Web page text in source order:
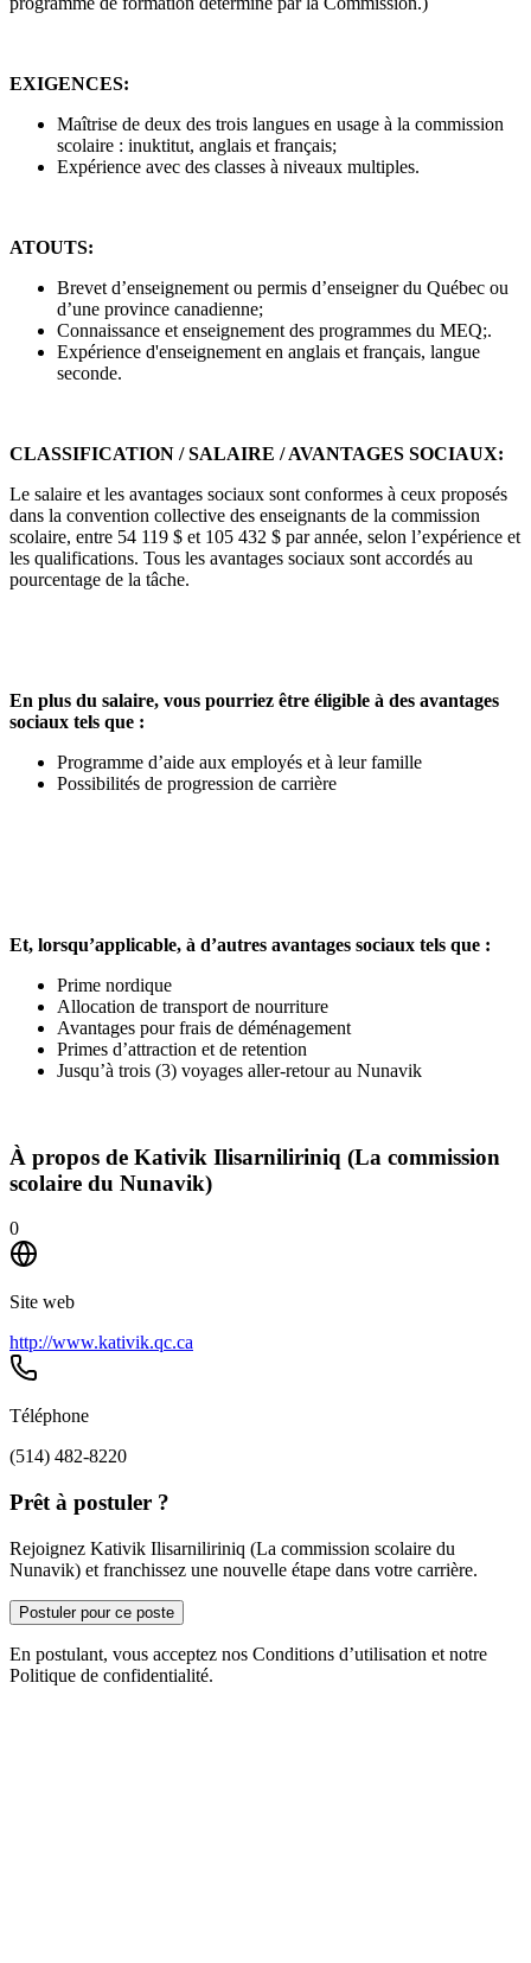
EXIGENCES:
Maîtrise de deux des trois langues en usage à la commission
scolaire : inuktitut, anglais et français;
Expérience avec des classes à niveaux multiples.
ATOUTS:
Brevet d’enseignement ou permis d’enseigner du Québec ou
d’une province canadienne;
Connaissance et enseignement des programmes du MEQ;.
Expérience d'enseignement en anglais et français, langue
seconde.
CLASSIFICATION / SALAIRE / AVANTAGES SOCIAUX:
Le salaire et les avantages sociaux sont conformes à ceux proposés
dans la convention collective des enseignants de la commission
scolaire, entre 54 119 $ et 105 432 $ par année, selon l’expérience et
les qualifications. Tous les avantages sociaux sont accordés au
pourcentage de la tâche.
En plus du salaire, vous pourriez être éligible à des avantages
sociaux tels que :
Programme d’aide aux employés et à leur famille
Possibilités de progression de carrière
Et, lorsqu’applicable, à d’autres avantages sociaux tels que :
Prime nordique
Allocation de transport de nourriture
Avantages pour frais de déménagement
Primes d’attraction et de retention
Jusqu’à trois (3) voyages aller-retour au Nunavik
À propos de Kativik Ilisarniliriniq (La commission
scolaire du Nunavik)
0
Site web
http://www.kativik.qc.ca
Téléphone
(514) 482-8220
Prêt à postuler ?
Rejoignez Kativik Ilisarniliriniq (La commission scolaire du
Nunavik) et franchissez une nouvelle étape dans votre carrière.
Postuler pour ce poste
En postulant, vous acceptez nos Conditions d’utilisation et notre
Politique de confidentialité.